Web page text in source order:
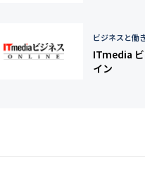
ビジネスと働
ITmedia
イン